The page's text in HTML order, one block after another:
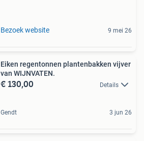
Bezoek website 9 mei 26
Eiken regentonnen plantenbakken vijver
van WIJNVATEN.
€ 130,00 Details
Gendt 3 jun 26